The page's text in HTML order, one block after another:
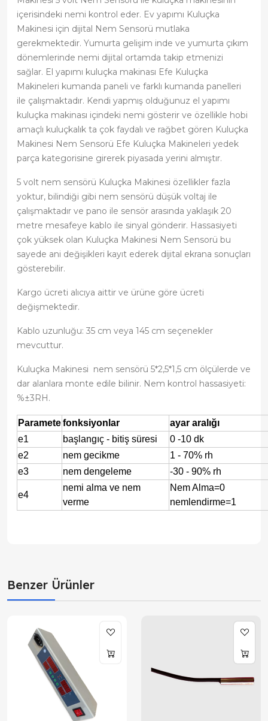
içerisindeki nemi kontrol eder. Ev yapımı Kuluçka
Makinesi için dijital Nem Sensorü mutlaka
gerekmektedir. Yumurta gelişim inde ve yumurta çıkım
dönemlerinde nemi dijital ortamda takip etmenizi
sağlar. El yapımı kuluçka makinası Efe Kuluçka
Makineleri kumanda paneli ve farklı kumanda panelleri
ile çalışmaktadır. Kendi yapmış olduğunuz el yapımı
kuluçka makinası içindeki nemi gösterir ve özellikle hobi
amaçlı kuluçkalık ta çok faydalı ve rağbet gören Kuluçka
Makinesi Nem Sensorü Efe Kuluçka Makineleri yedek
parça kategorisine girerek piyasada yerini almıştır.
5 volt nem sensörü Kuluçka Makinesi özellikler fazla
yoktur, bilindiği gibi nem sensörü düşük voltaj ile
çalışmaktadır ve pano ile sensör arasında yaklaşık 20
metre mesafeye kablo ile sinyal gönderir. Hassasiyeti
çok yüksek olan Kuluçka Makinesi Nem Sensorü bu
sayede ani değişikleri kayıt ederek dijital ekrana sonuçları
gösterebilir.
Kargo ücreti alıcıya aittir ve ürüne göre ücreti
değişmektedir.
Kablo uzunluğu: 35 cm veya 145 cm seçenekler
mevcuttur.
Kuluçka Makinesi nem sensörü 5*2,5*1,5 cm ölçülerde ve
dar alanlara monte edile bilinir. Nem kontrol hassasiyeti:
%±3RH.
Parametefonksiyonlar
ayar aralığı
e1
başlangıç - bitiş süresi
0 -10 dk
e2
nem gecikme
1 - 70% rh
e3
nem dengeleme -30 - 90% rh
e4
nemi alma ve nem
verme
Nem Alma=0
nemlendirme=1
Benzer Ürünler